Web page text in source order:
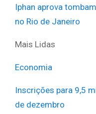
Iphan aprova
no Rio de Janeiro
Mais Lidas
Economia
Inscrições para 9,5
de dezembro